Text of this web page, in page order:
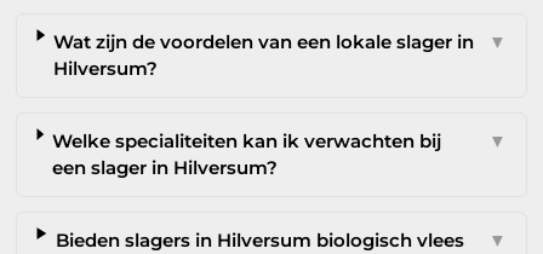
Wat zijn de voordelen van een lokale slager in
Hilversum?
▼
Welke specialiteiten kan ik verwachten bij
een slager in Hilversum?
▼
Bieden slagers in Hilversum biologisch vlees
▼